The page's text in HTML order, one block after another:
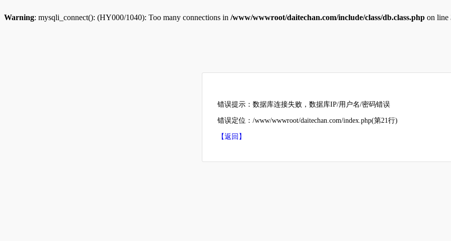
Warning: mysqli_connect(): (HY000/1040): Too many connections in /www/wwwroot/daitechan.com/include/class/db.class.php on line
错误提示：数据库连接失败，数据库IP/用户名/密码错误
错误定位：/www/wwwroot/daitechan.com/index.php(第21行)
【返回】